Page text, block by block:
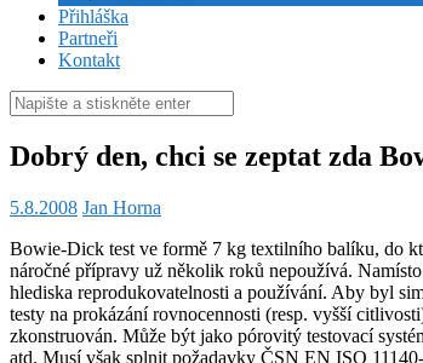
Přihláška
Partneři
Kontakt
Hledat:
Dobrý den, chci se zeptat zda
5.8.2008 Jan Horna
Bowie-Dick test ve formě 7 kg textilního balíku, do
náročné přípravy už několik roků nepoužívá.
hlediska reprodukovatelnosti a používání. Aby byl
testy na prokázání rovnocennosti (resp. vyšší
zkonstruován. Může být jako pórovitý testovací
atd. Musí však splnit požadavky ČSN EN ISO